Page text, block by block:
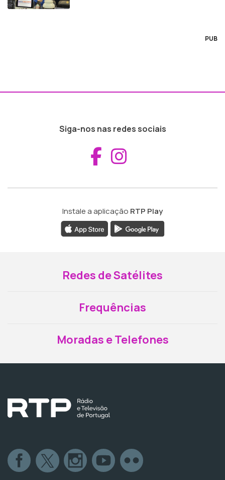
PUB
Siga-nos nas redes sociais
Aceder ao
Instale a aplicação RTP Play
Redes de Satélites
Frequências
Moradas e Telefones